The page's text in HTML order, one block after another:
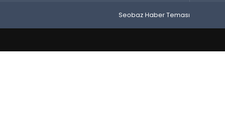
Seobaz Haber Teması